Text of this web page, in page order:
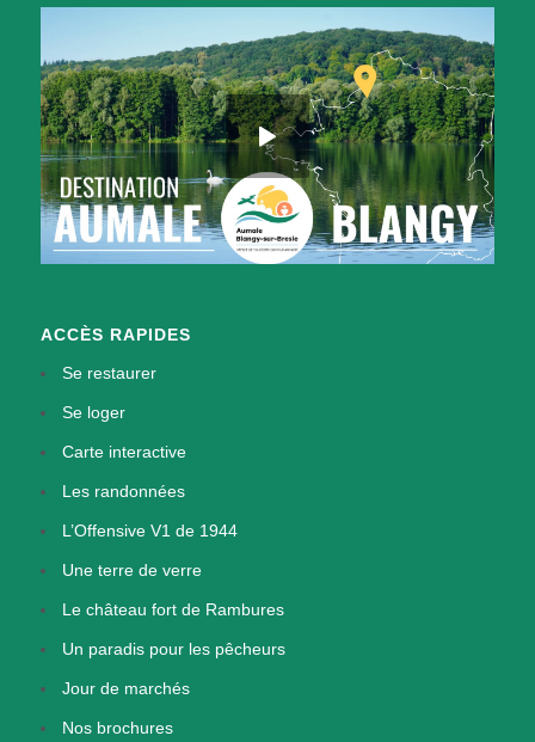
ACCÈS RAPIDES
Se restaurer
Se loger
Carte interactive
Les randonnées
L’Offensive V1 de 1944
Une terre de verre
Le château fort de Rambures
Un paradis pour les pêcheurs
Jour de marchés
Nos brochures